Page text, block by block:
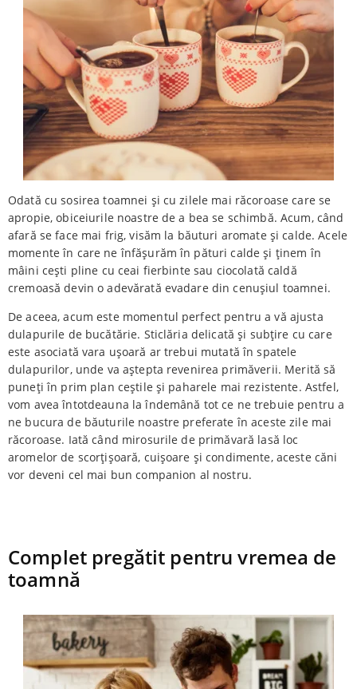
Odată cu sosirea toamnei și cu zilele mai răcoroase care se
apropie, obiceiurile noastre de a bea se schimbă. Acum, când
afară se face mai frig, visăm la băuturi aromate și calde. Acele
momente în care ne înfășurăm în pături calde și ținem în
mâini cești pline cu ceai fierbinte sau ciocolată caldă
cremoasă devin o adevărată evadare din cenușiul toamnei.
De aceea, acum este momentul perfect pentru a vă ajusta
dulapurile de bucătărie. Sticlăria delicată și subțire cu care
este asociată vara ușoară ar trebui mutată în spatele
dulapurilor, unde va aștepta revenirea primăverii. Merită să
puneți în prim plan ceștile și paharele mai rezistente. Astfel,
vom avea întotdeauna la îndemână tot ce ne trebuie pentru a
ne bucura de băuturile noastre preferate în aceste zile mai
răcoroase. Iată când mirosurile de primăvară lasă loc
aromelor de scorțișoară, cuișoare și condimente, aceste căni
vor deveni cel mai bun companion al nostru.
Complet pregătit pentru vremea de
toamnă